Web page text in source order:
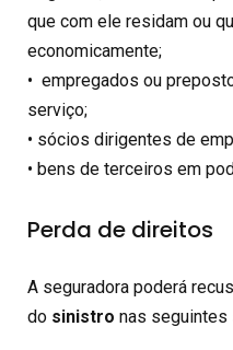
que com ele residam ou
economicamente;
• empregados ou
serviço;
• sócios dirigentes de
• bens de terceiros em
Perda de direitos
A seguradora poderá
do sinistro nas seguintes